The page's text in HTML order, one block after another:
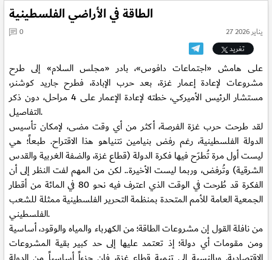
الطاقة في الأراضي الفلسطينية
27 يناير 2026
0
تغريد
على هامش «اجتماعات دافوس»، بادر «مجلس السلام» إلى طرح
مشروعات لإعادة إعمار غزة، بعد حرب الإبادة، فطرح جاريد كوشنر،
مستشار الرئيس الأميركي، خطته لإعادة الإعمار على 4 مراحل، دون ذكر
التفاصيل.
لقد طرحت حرب غزة الفرصة، أكثر من أي وقت مضى، لإمكان تأسيس
الدولة الفلسطينية، رغم رفض بنيامين نتنياهو هذا الاقتراح. طبعاً؛ هي
ليست أول مرة تُطرَح فيها فكرة الدولة (قطاع غزة، والضفة الغربية والقدس
الشرقية) وتُرفض، وربما ليست الأخيرة.. لكن من المهم لفت النظر إلى أن
الفكرة قد طُرحت في الوقت الذي اعترف فيه نحو 80 في المائة من أقطار
الجمعية العامة للأمم المتحدة بمنظمة التحرير الفلسطينية ممثلة للشعب
الفلسطيني.
من نافلة القول إن مشروعات الطاقة؛ من الكهرباء والمياه والوقود، أساسية
ومن مقومات أي دولة؛ إذ تعتمد عليها إلى حد كبير بقية المشروعات